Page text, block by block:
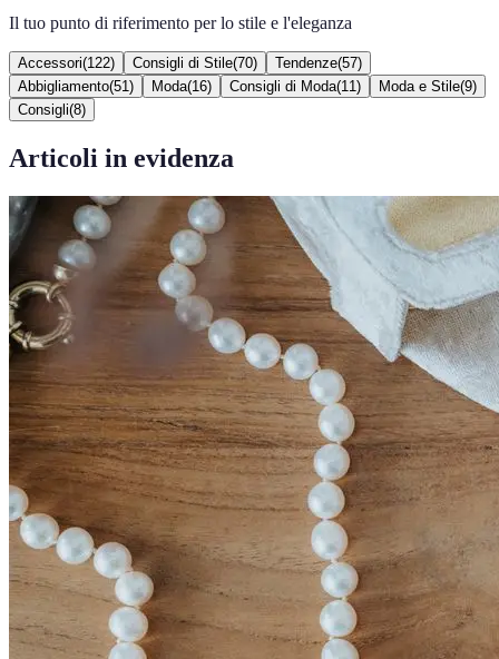
Il tuo punto di riferimento per lo stile e l'eleganza
Accessori(122) Consigli di Stile(70) Tendenze(57)
Abbigliamento(51 ) Moda(16) Consigli di Moda(11 ) Moda e Stile(9)
Consigli(8)
Articoli in evidenza